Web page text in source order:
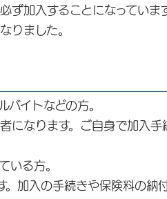
加入することになっています
りました。
イトなどの方。
なります。ご自身で加入手
いる方。
加入の手続きや保険料の納